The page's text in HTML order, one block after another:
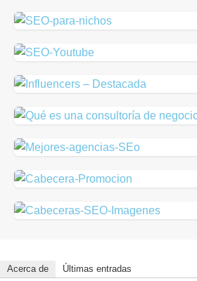
Acerca de Últimas entradas